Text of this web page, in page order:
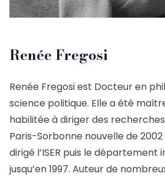
Renée Fregosi
Renée Fregosi est Docteur en
science politique. Elle a été
habilitée à diriger des recherches
Paris-Sorbonne nouvelle de
dirigé l’ISER puis le département
jusqu’en 1997. Auteur de